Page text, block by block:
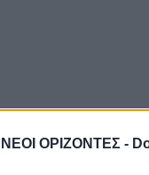
ΝΕΟΙ ΟΡΙΖΟΝΤΕΣ -